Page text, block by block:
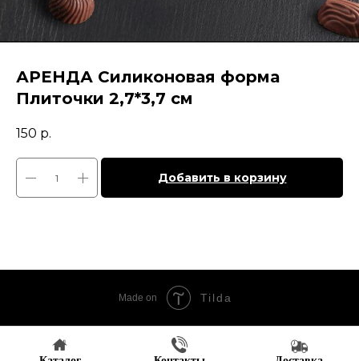
АРЕНДА Силиконовая форма
Плиточки 2,7*3,7 см
150 р.
Добавить в корзину
Made on Tilda